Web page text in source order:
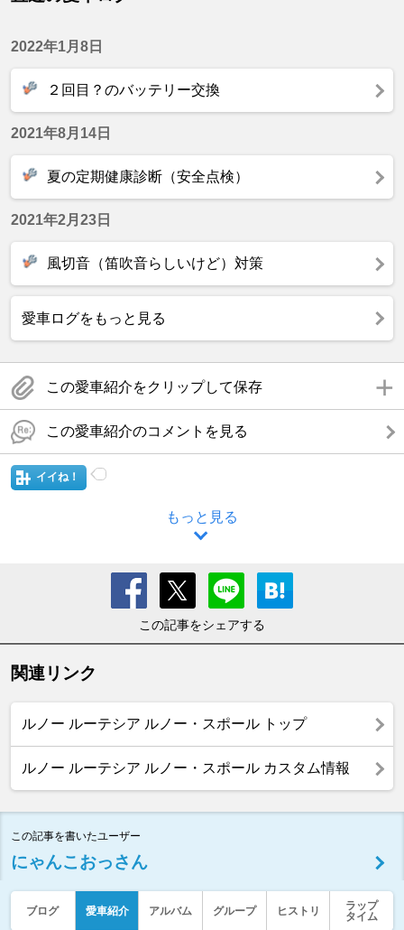
2022年1月8日
２回目？のバッテリー交換
2021年8月14日
夏の定期健康診断（安全点検）
2021年2月23日
風切音（笛吹音らしいけど）対策
愛車ログをもっと見る
この愛車紹介をクリップして保存
この愛車紹介のコメントを見る
イイね！
もっと見る
この記事をシェアする
関連リンク
ルノー ルーテシア ルノー・スポール トップ
ルノー ルーテシア ルノー・スポール カスタム情報
この記事を書いたユーザー
にゃんこおっさん
ブログ 愛車紹介 アルバム グループ ヒストリ
ラップ
タイム